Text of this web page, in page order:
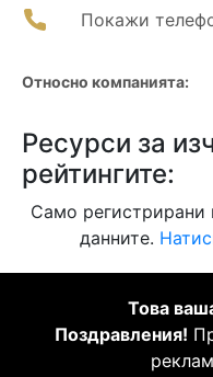
Покажи
Относно компанията:
Ресурси за
рейтингите:
Само регистрирани
данните.
Това
Поздравления!